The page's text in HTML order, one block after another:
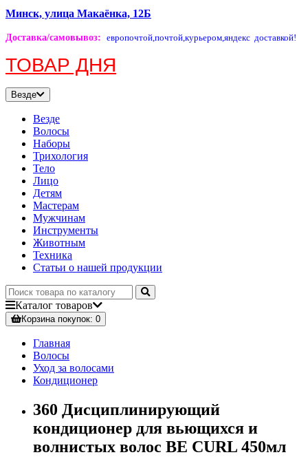
Минск, улица Макаёнка, 12Б
Доставка/самовывоз: европочтой,почтой,курьером,яндекс доставкой!
ТОВАР ДНЯ
Везде
Везде
Волосы
Наборы
Трихология
Тело
Лицо
Детям
Мастерам
Мужчинам
Инструменты
Животным
Техника
Статьи о нашей продукции
Каталог товаров
Корзинапокупок: 0
Главная
Волосы
Уход за волосами
Кондиционер
360 Дисциплинирующий
кондиционер для вьющихся и
волнистых волос BE CURL 450мл